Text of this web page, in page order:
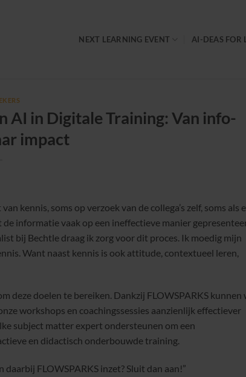
NEXT LEARNING EVENT AI-DEAS FOR
AI in Digitale Training: Van info-
impact
kennis, soms op verzoek van de collega’s zelf, soms als
informatie vaak op een ineffectieve manier
bij Bechtle draag ik zorg voor dit proces. Ik moedig mijn
Want naast kennis is ook attitude, contextueel leren,
deze doelen te bereiken. Dankzij FLOWSPARKS kunnen
workshops en coachingssessies aanzienlijk effectiever
subject matter expert ondersteunen om een
en didactisch onderbouwde training.
FLOWSPARKS inzet? Sluit dan aan!”